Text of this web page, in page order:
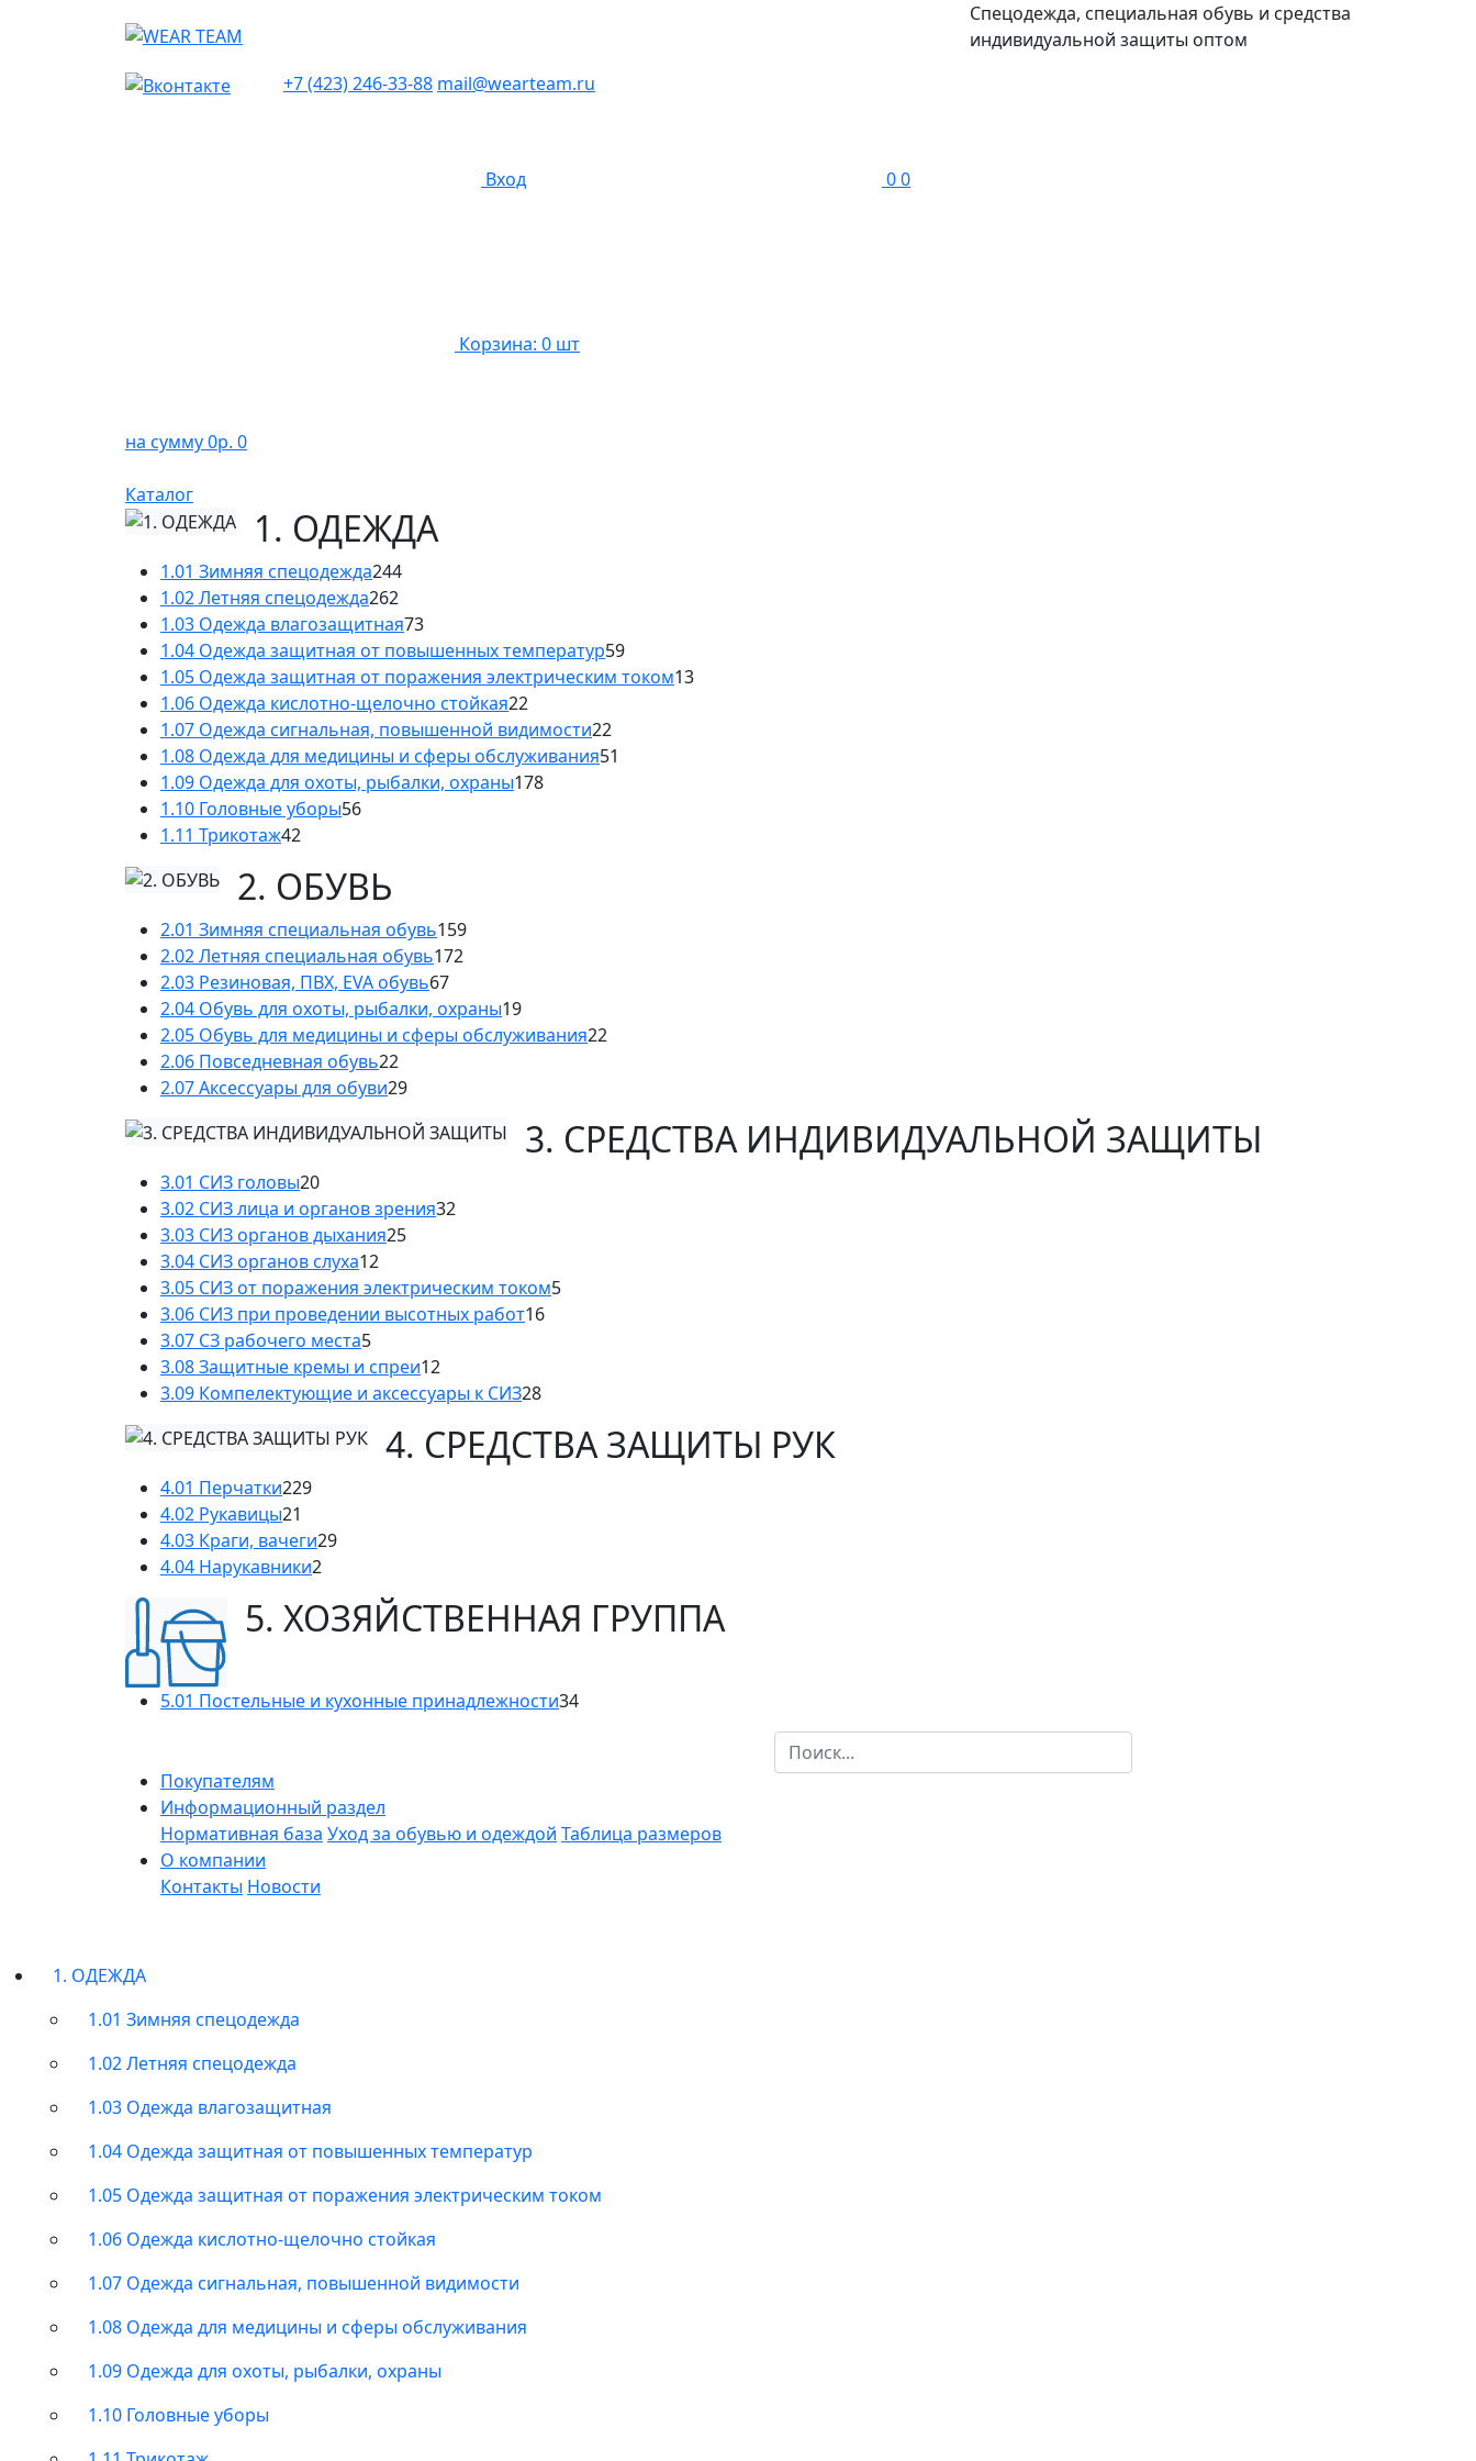
Спецодежда, специальная обувь и средства
индивидуальной защиты оптом
+7 (423) 246-33-88 mail@wearteam.ru
Вход 00
Корзина: 0 шт
на сумму 0р. 0
Каталог
1. ОДЕЖДА
1.01 Зимняя спецодежда244
1.02 Летняя спецодежда262
1.03 Одежда влагозащитная73
1.04 Одежда защитная от повышенных температур59
1.05 Одежда защитная от поражения электрическим током13
1.06 Одежда кислотно-щелочно стойкая22
1.07 Одежда сигнальная, повышенной видимости22
1.08 Одежда для медицины и сферы обслуживания51
1.09 Одежда для охоты, рыбалки, охраны178
1.10 Головные уборы56
1.11 Трикотаж42
2. ОБУВЬ
2.01 Зимняя специальная обувь159
2.02 Летняя специальная обувь172
2.03 Резиновая, ПВХ, EVA обувь67
2.04 Обувь для охоты, рыбалки, охраны19
2.05 Обувь для медицины и сферы обслуживания22
2.06 Повседневная обувь22
2.07 Аксессуары для обуви29
3. СРЕДСТВА ИНДИВИДУАЛЬНОЙ ЗАЩИТЫ
3.01 СИЗ головы20
3.02 СИЗ лица и органов зрения32
3.03 СИЗ органов дыхания25
3.04 СИЗ органов слуха12
3.05 СИЗ от поражения электрическим током5
3.06 СИЗ при проведении высотных работ16
3.07 СЗ рабочего места5
3.08 Защитные кремы и спреи12
3.09 Компелектующие и аксессуары к СИЗ28
4. СРЕДСТВА ЗАЩИТЫ РУК
4.01 Перчатки229
4.02 Рукавицы21
4.03 Краги, вачеги29
4.04 Нарукавники2
5. ХОЗЯЙСТВЕННАЯ ГРУППА
5.01 Постельные и кухонные принадлежности34
Покупателям
Информационный раздел
Нормативная база Уход за обувью и одеждой Таблица размеров
О компании
Контакты Новости
1. ОДЕЖДА
1.01 Зимняя спецодежда
1.02 Летняя спецодежда
1.03 Одежда влагозащитная
1.04 Одежда защитная от повышенных температур
1.05 Одежда защитная от поражения электрическим током
1.06 Одежда кислотно-щелочно стойкая
1.07 Одежда сигнальная, повышенной видимости
1.08 Одежда для медицины и сферы обслуживания
1.09 Одежда для охоты, рыбалки, охраны
1.10 Головные уборы